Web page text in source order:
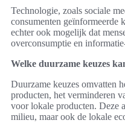
Technologie, zoals sociale
consumenten geïnformeerde
echter ook mogelijk dat
overconsumptie en
Welke duurzame keuzes
Duurzame keuzes omvatten
producten, het verminderen
voor lokale producten. Deze
milieu, maar ook de lokale